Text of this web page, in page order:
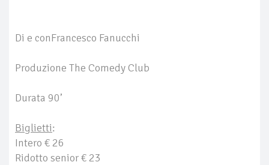
Di e conFrancesco Fanucchi
Produzione The Comedy Club
Durata 90’
Biglietti:
Intero € 26
Ridotto senior € 23